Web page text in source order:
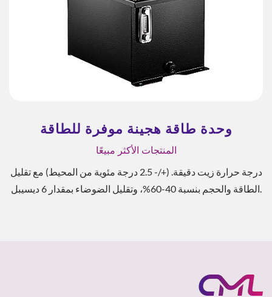
وحدة طاقة هجينة موفرة للطاقة
المنتجات الأكثر مبيعًا
درجة حرارة زيت دقيقة. (+/- 2.5 درجة مئوية من المحيط) مع تقليل